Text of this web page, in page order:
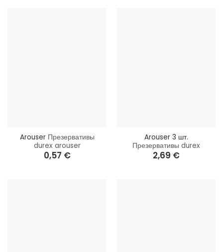
Arouser Презервативы
durex arouser
0,57 €
Arouser 3 шт.
Презервативы durex
2,69 €